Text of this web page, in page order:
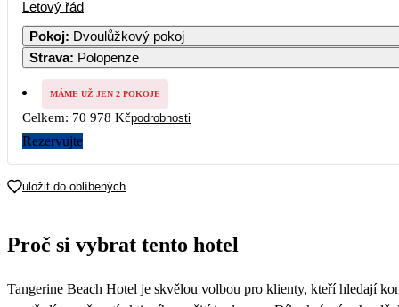
35 489
Letový řád
Pokoj: Dvoulůžkový pokoj
Strava: Polopenze
MÁME UŽ JEN 2 POKOJE
Celkem: 70 978 Kčpodrobnosti
Rezervujte
uložit do oblíbených
Proč si vybrat tento hotel
Tangerine Beach Hotel je skvělou volbou pro klienty, kteří hledají